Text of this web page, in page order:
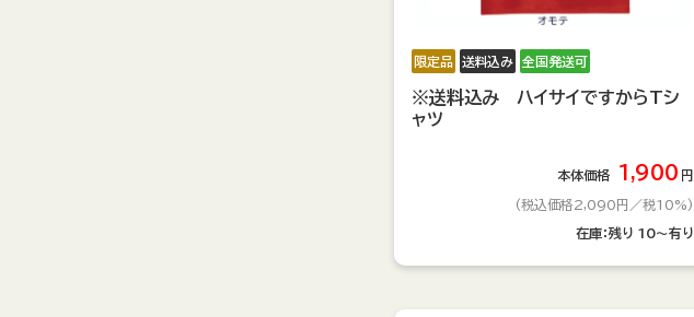
限定品 送料込み 全国発送可
※送料込み ハイサイですからTシ
ャツ
本体価格 1,900 円
(税込価格2,090円 ／税10%)
在庫：残り 10～有り